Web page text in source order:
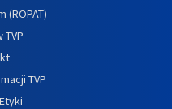
(ROPAT)
TVP
TVP